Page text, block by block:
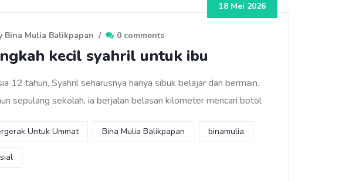
18 Mei 2026
Bina Mulia Balikpapan / 0 comments
kecil syahril untuk ibu
12 tahun, Syahril seharusnya hanya sibuk belajar dan bermain.
sepulang sekolah, ia berjalan belasan kilometer mencari botol
Untuk Ummat Bina Mulia Balikpapan binamulia